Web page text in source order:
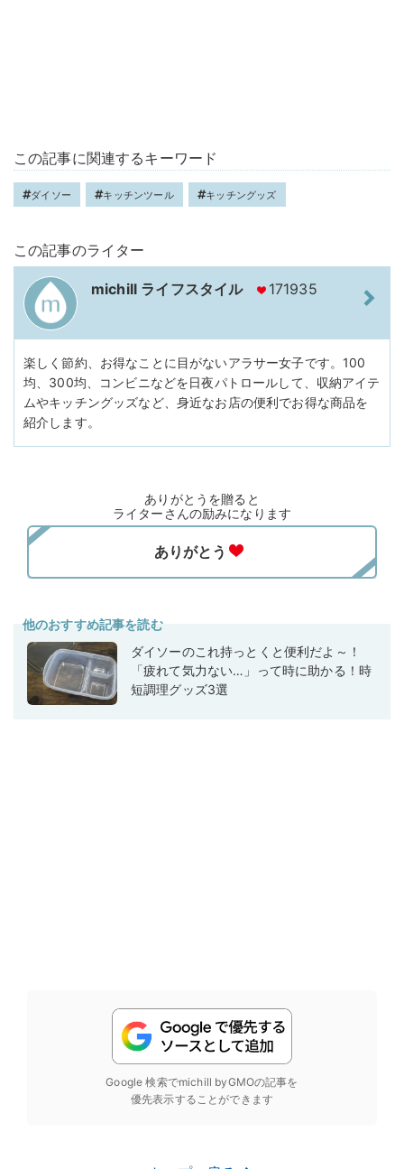
この記事に関連するキーワード
ダイソー キッチンツール キッチングッズ
この記事のライター
michill ライフスタイル 171935
楽しく節約、お得なことに目がないアラサー女子です。100
均、300均、コンビニなどを日夜パトロールして、収納アイテ
ムやキッチングッズなど、身近なお店の便利でお得な商品を
紹介します。
ありがとうを贈ると
ライターさんの励みになります
他のおすすめ記事を読む
ダイソーのこれ持っとくと便利だよ～！
「疲れて気力ない…」って時に助かる！時
短調理グッズ3選
Google 検索でmichill byGMOの記事を
優先表示することができます